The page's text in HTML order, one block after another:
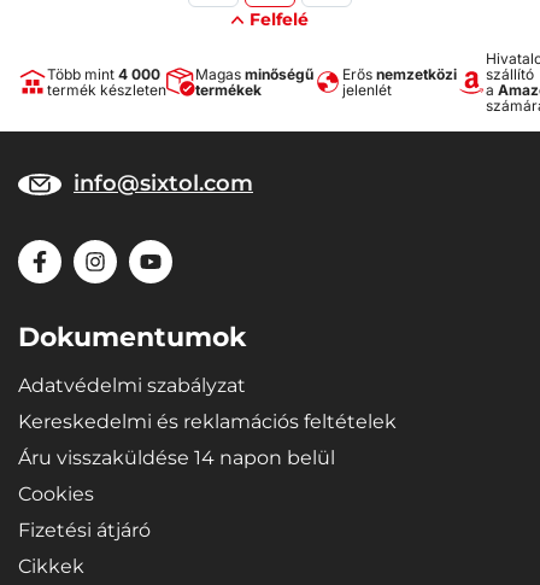
Felfelé
Több mint 4 000
termék készleten
Magas minőségű
termékek
Erős nemzetközi
jelenlét
szállító
a
info@sixtol.com
Dokumentumok
Adatvédelmi szabályzat
Kereskedelmi és reklamációs feltételek
Áru visszaküldése 14 napon belül
Cookies
Fizetési átjáró
Cikkek